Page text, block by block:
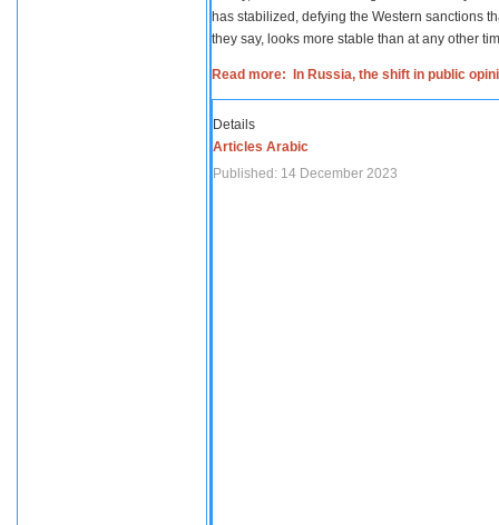
has stabilized, defying the Western sanctions
they say, looks more stable than at any other
Read more: In Russia, the shift in public
Details
Articles Arabic
Published: 14 December 2023